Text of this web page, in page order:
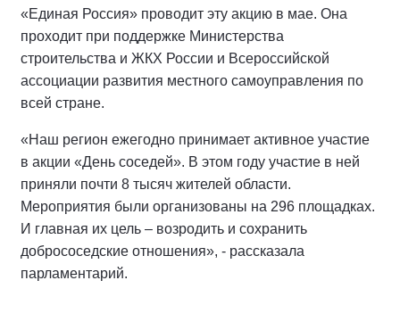
«Единая Россия» проводит эту акцию в мае. Она
проходит при поддержке Министерства
строительства и ЖКХ России и Всероссийской
ассоциации развития местного самоуправления по
всей стране.
«Наш регион ежегодно принимает активное участие
в акции «День соседей». В этом году участие в ней
приняли почти 8 тысяч жителей области.
Мероприятия были организованы на 296 площадках.
И главная их цель – возродить и сохранить
добрососедские отношения», - рассказала
парламентарий.